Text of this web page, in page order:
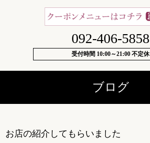
092-406-5858
受付時間 10:00～21:00 不定休
ブログ
お店の紹介してもらいました